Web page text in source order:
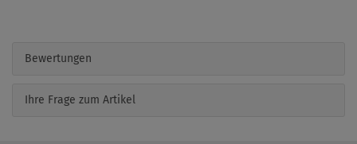
Bewertungen
Ihre Frage zum Artikel